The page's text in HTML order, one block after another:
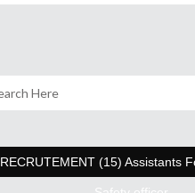
RECRUTEMENT (15) Assistants